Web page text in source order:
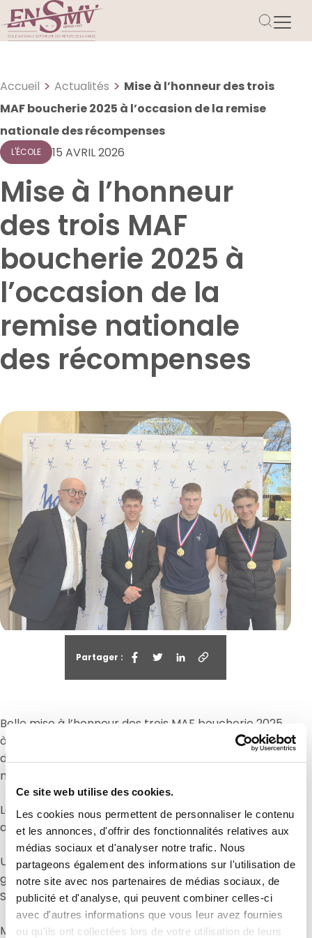
Ce site web utilise des cookies.
Les cookies nous permettent de personnaliser le contenu
et les annonces, d'offrir des fonctionnalités relatives aux
médias sociaux et d'analyser notre trafic. Nous
partageons également des informations sur l'utilisation de
notre site avec nos partenaires de médias sociaux, de
publicité et d'analyse, qui peuvent combiner celles-ci
avec d'autres informations que vous leur avez fournies
ou qu'ils ont collectées lors de votre utilisation de leurs
Accueil > Actualités > Mise à l’honneur des trois
MAF boucherie 2025 à l’occasion de la remise
nationale des récompenses
L'ÉCOLE 15 AVRIL 2026
Mise à l’honneur
des trois MAF
boucherie 2025 à
l’occasion de la
remise nationale
des récompenses
Partager :
Belle mise à l’honneur des trois MAF boucherie 2025
à l’occasion de la remise nationale des récompenses
dans plus de 100 métiers organisée par la société
nationale des meilleurs ouvriers de France.
Le magnifique théâtre de Châtelet à Paris a ainsi
accueilli Lilyan, Clement et Benjamin.
Une présence rendue possible depuis plus de 5 ans
grâce au partenariat noué entre la CFBCT et la
SNMOF.
Merci à Pascal pour sa présence importante et à